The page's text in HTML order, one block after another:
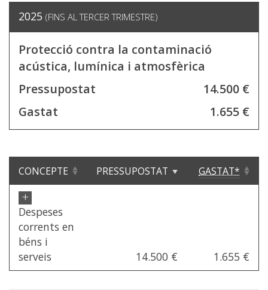
2025 (FINS AL TERCER TRIMESTRE)
Protecció contra la contaminació
acústica, lumínica i atmosfèrica
Pressupostat
14.500 €
Gastat
1.655 €
CONCEPTE PRESSUPOSTAT GASTAT*
+
Despeses
corrents en
béns i
serveis
14.500 € 1.655 €